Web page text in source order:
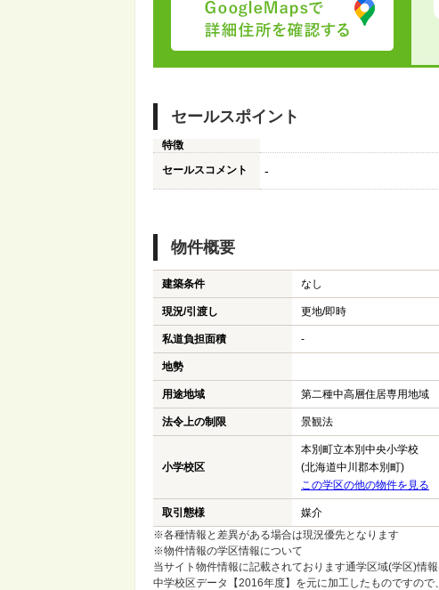
セールスポイント
特徴
セールスコメント
-
物件概要
建築条件 なし
現況/引渡し 更地/即時
私道負担面積 -
地勢
用途地域 第二種中高層住居専用地域
法令上の制限 景観法
小学校区
本別町立本別中央小学校
(北海道中川郡本別町)
この学区の他の物件を見る
取引態様
媒介
※各種情報と差異がある場合は現況優先となります
※物件情報の学区情報について
当サイト物件情報に記載されております通学区域(学区)情
中学校区データ【2016年度】を元に加工したものですの